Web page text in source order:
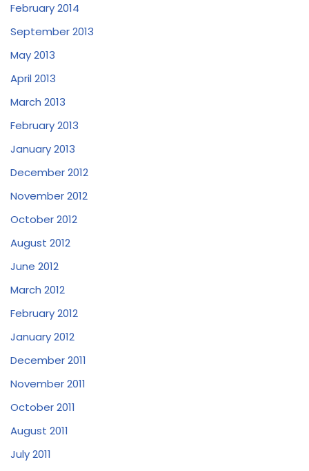
February 2014
September 2013
May 2013
April 2013
March 2013
February 2013
January 2013
December 2012
November 2012
October 2012
August 2012
June 2012
March 2012
February 2012
January 2012
December 2011
November 2011
October 2011
August 2011
July 2011